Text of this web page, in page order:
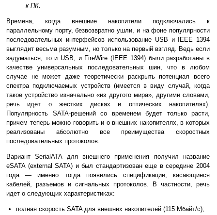
к ПК.
Времена, когда внешние накопители подключались к
параллельному порту, безвозвратно ушли, и на фоне популярности
последовательных интерфейсов использование USB и IEEE 1394
выглядит весьма разумным, но только на первый взгляд. Ведь если
задуматься, то и USB, и FireWire (IEEE 1394) были разработаны в
качестве универсальных последовательных шин, что в любом
случае не может даже теоретически раскрыть потенциал всего
спектра подключаемых устройств (имеется в виду случай, когда
такое устройство изначально «из другого мира», другими словами,
речь идет о жестких дисках и оптических накопителях).
Популярность SATA-решений со временем будет только расти,
причем теперь можно говорить и о внешних накопителях, в которых
реализованы абсолютно все преимущества скоростных
последовательных протоколов.
Вариант SerialATA для внешнего применения получил название
eSATA (external SATA) и был стандартизован еще в середине 2004
года — именно тогда появились спецификации, касающиеся
кабелей, разъемов и сигнальных протоколов. В частности, речь
идет о следующих характеристиках:
полная скорость SATA для внешних накопителей (115 Мбайт/с);